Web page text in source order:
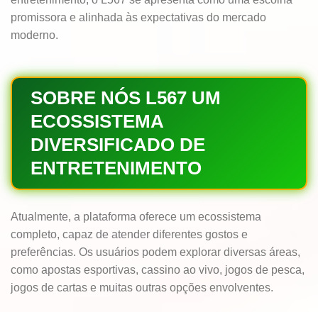
promissora e alinhada às expectativas do mercado
moderno.
SOBRE NÓS L567 UM
ECOSSISTEMA
DIVERSIFICADO DE
ENTRETENIMENTO
Atualmente, a plataforma oferece um ecossistema
completo, capaz de atender diferentes gostos e
preferências. Os usuários podem explorar diversas áreas,
como apostas esportivas, cassino ao vivo, jogos de pesca,
jogos de cartas e muitas outras opções envolventes.